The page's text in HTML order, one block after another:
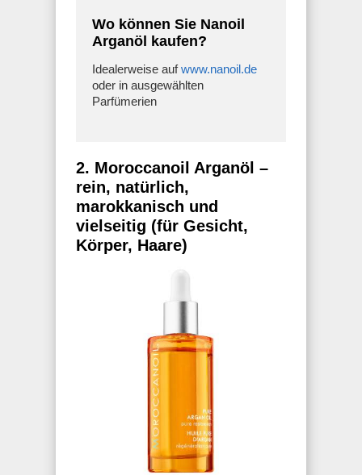
Wo können Sie Nanoil
Arganöl kaufen?
Idealerweise aufwww.nanoil.de
oder in ausgewählten
Parfümerien
2. Moroccanoil Arganöl –
rein, natürlich,
marokkanisch und
vielseitig (für Gesicht,
Körper, Haare)